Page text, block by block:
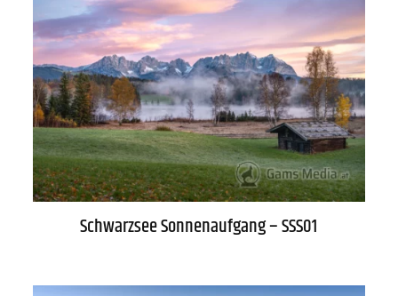
Datenschutz
Impressum
Zahlung
Gütesiegel
Schwarzsee Sonnenaufgang – SSS01